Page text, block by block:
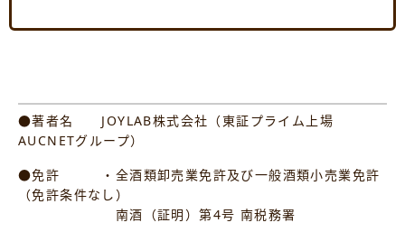
●著者名 JOYLAB株式会社（東証プライム上場
AUCNETグループ）
●免許 ・全酒類卸売業免許及び一般酒類小売業免許
（免許条件なし）
南酒（証明）第4号 南税務署